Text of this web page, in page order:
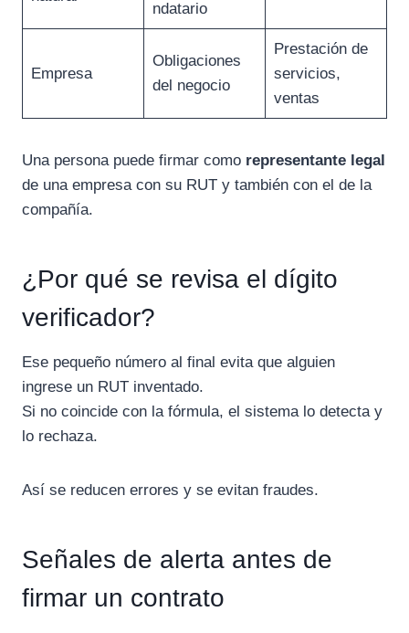
ndatario
Empresa
Obligaciones
del negocio
Prestación de
servicios,
ventas
Una persona puede firmar como representante legal
de una empresa con su RUT y también con el de la
compañía.
¿Por qué se revisa el dígito
verificador?
Ese pequeño número al final evita que alguien
ingrese un RUT inventado.
Si no coincide con la fórmula, el sistema lo detecta y
lo rechaza.
Así se reducen errores y se evitan fraudes.
Señales de alerta antes de
firmar un contrato